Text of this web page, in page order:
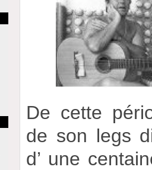
De cette
de son legs
d’ une